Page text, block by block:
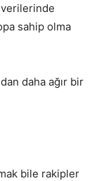
verilerinde
sahip olma
daha ağır bir
bile rakipler